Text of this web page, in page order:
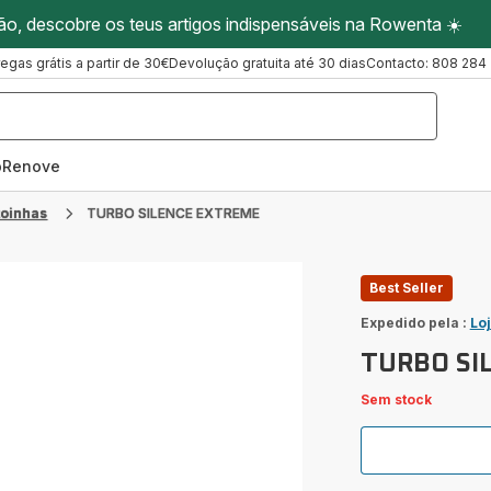
descobre os teus artigos indispensáveis na Rowenta ☀️
grátis a partir de 30€Devolução gratuita até 30 diasContacto: 808 284
TURBO SILENCE EXTREME
Best Seller
Expedido pela :
TURBO
Sem stock